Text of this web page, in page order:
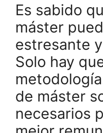
Es sabido
máster
estresante
Solo hay
de máster
necesarios